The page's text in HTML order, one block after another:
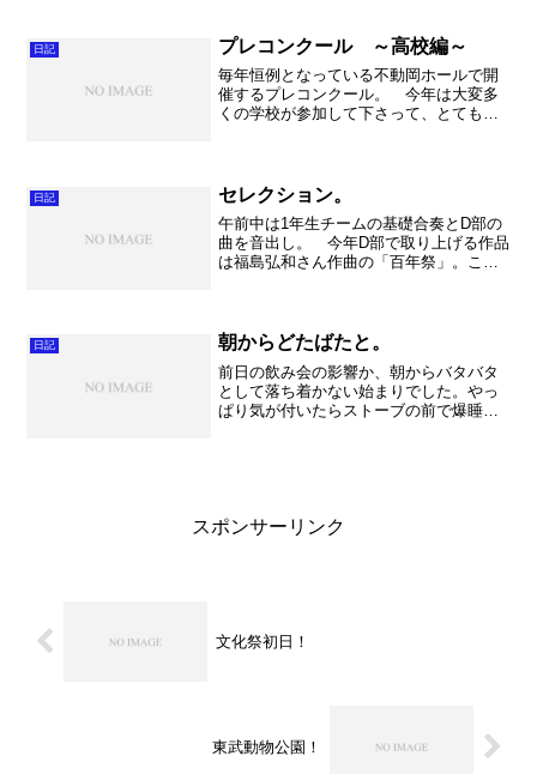
まで大きく成長し、どんな久...
日記 プレコンクール ～高校編～
毎年恒例となっている不動岡ホールで開
催するプレコンクール。 今年は大変多
くの学校が参加して下さって、とても盛
校、中学校の分離開催となり...
日記 セレクション。
午前中は1年生チームの基礎合奏とD部の
曲を音出し。 今年D部で取り上げる作品
は福島弘和さん作曲の「百年祭」。この
された作...
日記 朝からどたばたと。
前日の飲み会の影響か、朝からバタバタ
として落ち着かない始まりでした。やっ
ぱり気が付いたらストーブの前で爆睡っ
スポンサーリンク
文化祭初日！
東武動物公園！